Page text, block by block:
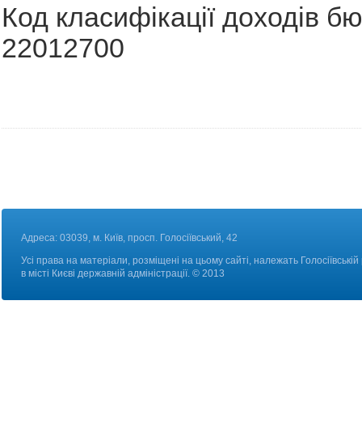
Код класифікації доходів
22012700
Адреса: 03039, м. Київ, просп. Голосіївський, 42
Усі права на матеріали, розміщені на цьому сайті, належать
в місті Києві державній адміністрації. © 2013